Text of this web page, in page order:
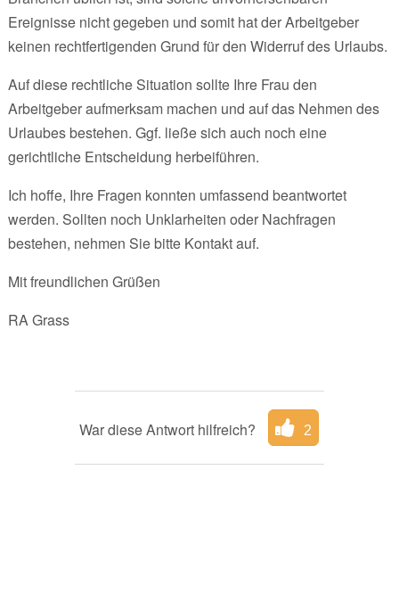
Ereignisse nicht gegeben und somit hat der Arbeitgeber
keinen rechtfertigenden Grund für den Widerruf des Urlaubs.
Auf diese rechtliche Situation sollte Ihre Frau den
Arbeitgeber aufmerksam machen und auf das Nehmen des
Urlaubes bestehen. Ggf. ließe sich auch noch eine
gerichtliche Entscheidung herbeiführen.
Ich hoffe, Ihre Fragen konnten umfassend beantwortet
werden. Sollten noch Unklarheiten oder Nachfragen
bestehen, nehmen Sie bitte Kontakt auf.
Mit freundlichen Grüßen
RA Grass
War diese Antwort hilfreich? 2